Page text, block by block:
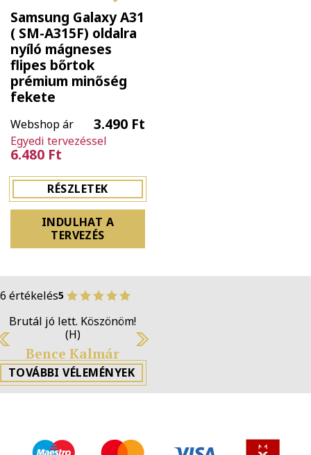
Samsung Galaxy A31
( SM-A315F) oldalra
nyíló mágneses
flipes bőrtok
prémium minőség
fekete
Webshop ár 3.490 Ft
Egyedi tervezéssel
6.480 Ft
RÉSZLETEK
INDULHAT A
TERVEZÉS
6 értékelés5
Brutál jó lett. Köszönöm! (H)
Bence Kalmár
Previous
TOVÁBBI VÉLEMÉNYEK